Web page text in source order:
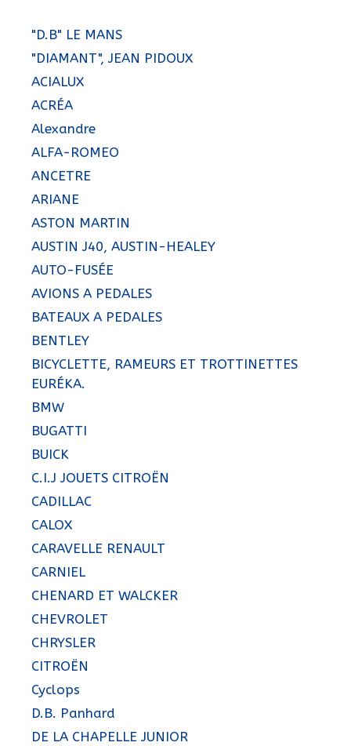
"D.B" LE MANS
"DIAMANT", JEAN PIDOUX
ACIALUX
ACRÉA
Alexandre
ALFA-ROMEO
ANCETRE
ARIANE
ASTON MARTIN
AUSTIN J40, AUSTIN-HEALEY
AUTO-FUSÉE
AVIONS A PEDALES
BATEAUX A PEDALES
BENTLEY
BICYCLETTE, RAMEURS ET TROTTINETTES
EURÉKA.
BMW
BUGATTI
BUICK
C.I.J JOUETS CITROËN
CADILLAC
CALOX
CARAVELLE RENAULT
CARNIEL
CHENARD ET WALCKER
CHEVROLET
CHRYSLER
CITROËN
Cyclops
D.B. Panhard
DE LA CHAPELLE JUNIOR